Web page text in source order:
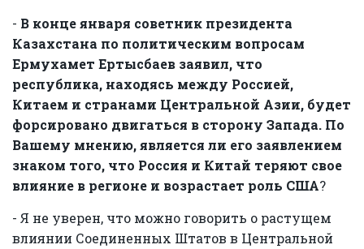
- В конце января советник президента
Казахстана по политическим вопросам
Ермухамет Ертысбаев заявил, что
республика, находясь между Россией,
Китаем и странами Центральной Азии, будет
форсировано двигаться в сторону Запада. По
Вашему мнению, является ли его заявлением
знаком того, что Россия и Китай теряют свое
влияние в регионе и возрастает роль США?
- Я не уверен, что можно говорить о растущем
влиянии Соединенных Штатов в Центральной